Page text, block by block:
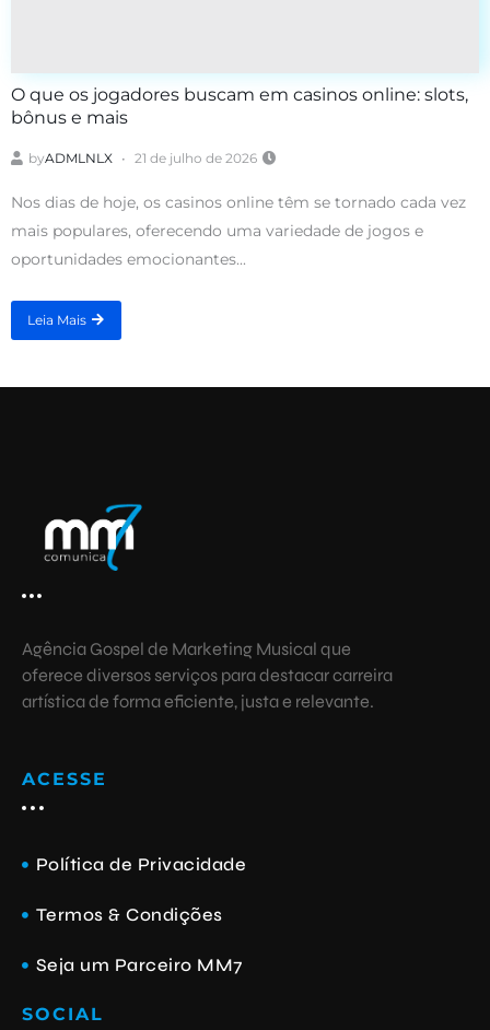
O que os jogadores buscam em casinos online: slots,
bônus e mais
byADMLNLX 21 de julho de 2026
Nos dias de hoje, os casinos online têm se tornado cada vez
mais populares, oferecendo uma variedade de jogos e
oportunidades emocionantes...
Leia Mais
Agência Gospel de Marketing Musical que
oferece diversos serviços para destacar carreira
artística de forma eficiente, justa e relevante.
ACESSE
Política de Privacidade
Termos & Condições
Seja um Parceiro MM7
SOCIAL